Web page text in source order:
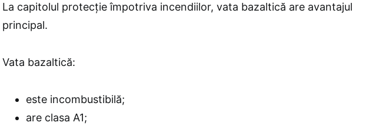
La capitolul protecție împotriva incendiilor, vata bazaltică are avantajul
principal.
Vata bazaltică:
este incombustibilă;
are clasa A1;